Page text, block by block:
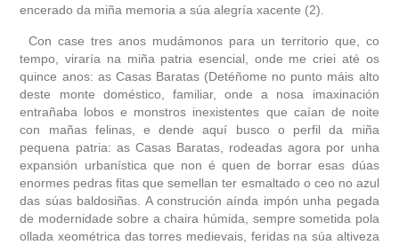
encerado da miña memoria a súa alegría xacente (2).
Con case tres anos mudámonos para un territorio que, co
tempo, viraría na miña patria esencial, onde me criei até os
quince anos: as Casas Baratas (Detéñome no punto máis alto
deste monte doméstico, familiar, onde a nosa imaxinación
entrañaba lobos e monstros inexistentes que caían de noite
con mañas felinas, e dende aquí busco o perfil da miña
pequena patria: as Casas Baratas, rodeadas agora por unha
expansión urbanística que non é quen de borrar esas dúas
enormes pedras fitas que semellan ter esmaltado o ceo no azul
das súas baldosiñas. A construción aínda impón unha pegada
de modernidade sobre a chaira húmida, sempre sometida pola
ollada xeométrica das torres medievais, feridas na súa altiveza